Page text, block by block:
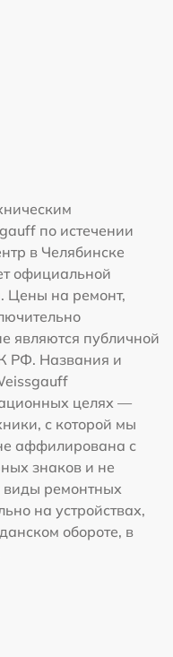
по истечении
в Челябинске
официальной
Цены на ремонт,
являются публичной
РФ. Названия и
целях —
с которой мы
аффилирована с
знаков и не
виды ремонтных
на устройствах,
обороте, в